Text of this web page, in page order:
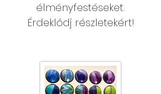
élményfestéseket.
Érdeklődj részletekért!